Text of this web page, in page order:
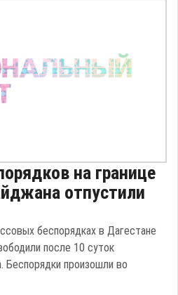
на границе
отпустили
беспорядках в Дагестане
после 10 суток
Беспорядки произошли во